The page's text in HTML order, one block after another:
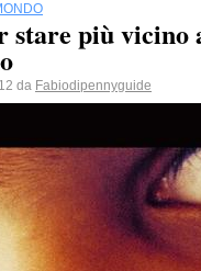
più vicino
da Fabiodipennyguide